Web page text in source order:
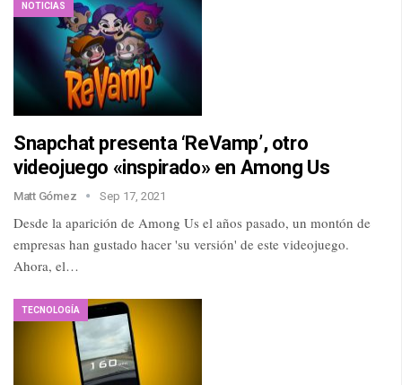
NOTICIAS
Snapchat presenta ‘ReVamp’, otro
videojuego «inspirado» en Among Us
Matt Gómez Sep 17, 2021
Desde la aparición de Among Us el años pasado, un montón de
empresas han gustado hacer 'su versión' de este videojuego.
Ahora, el…
TECNOLOGÍA